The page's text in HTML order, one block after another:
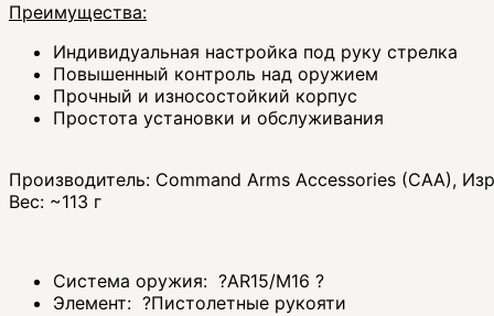
Преимущества:
Индивидуальная настройка под руку стрелка
Повышенный контроль над оружием
Прочный и износостойкий корпус
Простота установки и обслуживания
Производитель: Command Arms Accessories (CAA),
Вес: ~113 г
Система оружия: ?AR15/M16 ?
Элемент: ?Пистолетные рукояти